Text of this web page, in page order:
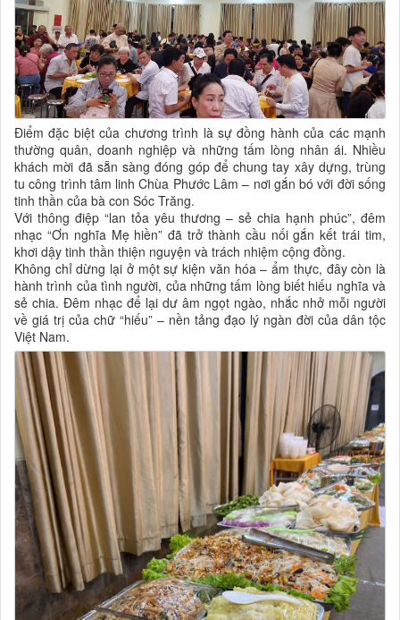
Điểm đặc biệt của chương trình là sự đồng hành của các mạnh
thường quân, doanh nghiệp và những tấm lòng nhân ái. Nhiều
khách mời đã sẵn sàng đóng góp để chung tay xây dựng, trùng
tu công trình tâm linh Chùa Phước Lâm – nơi gắn bó với đời sống
tinh thần của bà con Sóc Trăng.
Với thông điệp “lan tỏa yêu thương – sẻ chia hạnh phúc”, đêm
nhạc “Ơn nghĩa Mẹ hiền” đã trở thành cầu nối gắn kết trái tim,
khơi dậy tinh thần thiện nguyện và trách nhiệm cộng đồng.
Không chỉ dừng lại ở một sự kiện văn hóa – ẩm thực, đây còn là
hành trình của tình người, của những tấm lòng biết hiếu nghĩa và
sẻ chia. Đêm nhạc để lại dư âm ngọt ngào, nhắc nhở mỗi người
về giá trị của chữ “hiếu” – nền tảng đạo lý ngàn đời của dân tộc
Việt Nam.